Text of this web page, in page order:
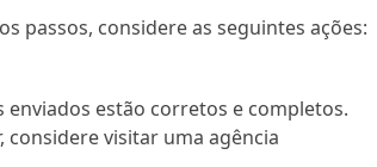
passos, considere as seguintes ações:
estão corretos e completos.
visitar uma agência